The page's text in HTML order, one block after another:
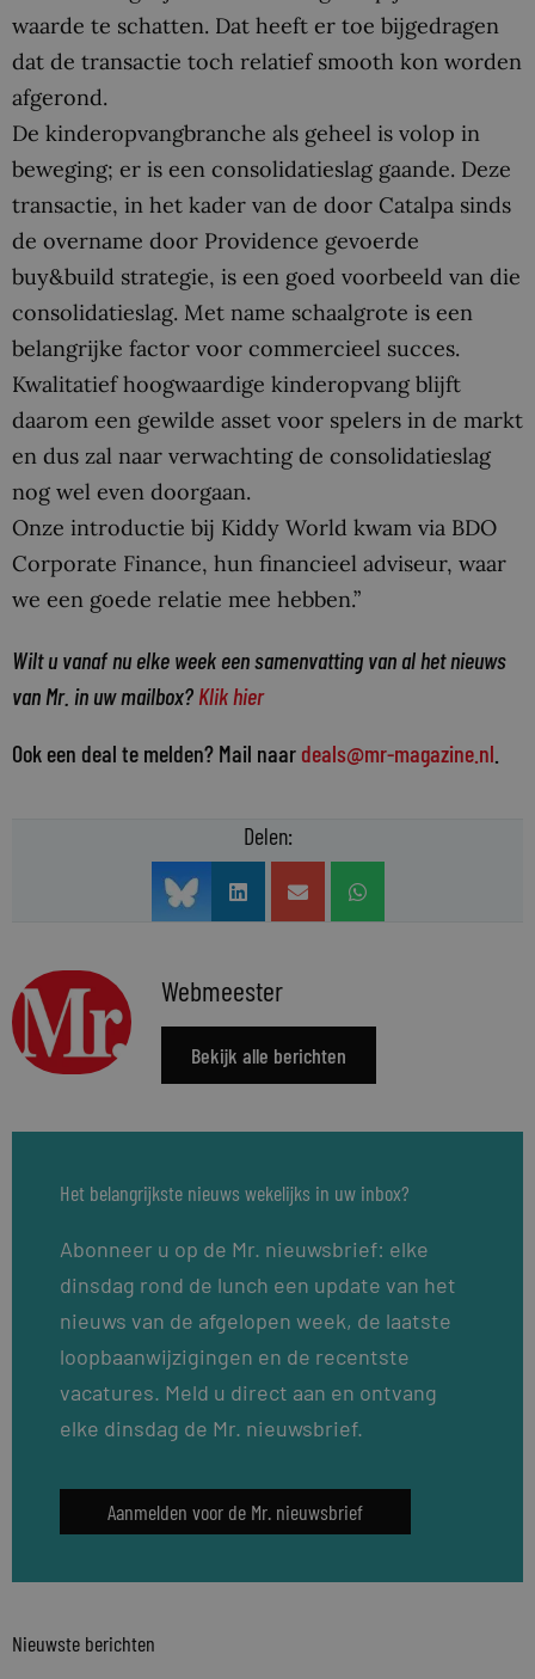
waarde te schatten. Dat heeft er toe bijgedragen
dat de transactie toch relatief smooth kon worden
afgerond.
De kinderopvangbranche als geheel is volop in
beweging; er is een consolidatieslag gaande. Deze
transactie, in het kader van de door Catalpa sinds
de overname door Providence gevoerde
buy&build strategie, is een goed voorbeeld van die
consolidatieslag. Met name schaalgrote is een
belangrijke factor voor commercieel succes.
Kwalitatief hoogwaardige kinderopvang blijft
daarom een gewilde asset voor spelers in de markt
en dus zal naar verwachting de consolidatieslag
nog wel even doorgaan.
Onze introductie bij Kiddy World kwam via BDO
Corporate Finance, hun financieel adviseur, waar
we een goede relatie mee hebben.”
Wilt u vanaf nu elke week een samenvatting van al het nieuws
van Mr. in uw mailbox? Klik hier
Ook een deal te melden? Mail naar deals@mr-magazine.nl
Delen:
Webmeester
Bekijk alle berichten
Het belangrijkste nieuws wekelijks in uw inbox?
Abonneer u op de Mr. nieuwsbrief: elke
dinsdag rond de lunch een update van het
nieuws van de afgelopen week, de laatste
loopbaanwijzigingen en de recentste
vacatures. Meld u direct aan en ontvang
elke dinsdag de Mr. nieuwsbrief.
Aanmelden voor de Mr. nieuwsbrief
Nieuwste berichten